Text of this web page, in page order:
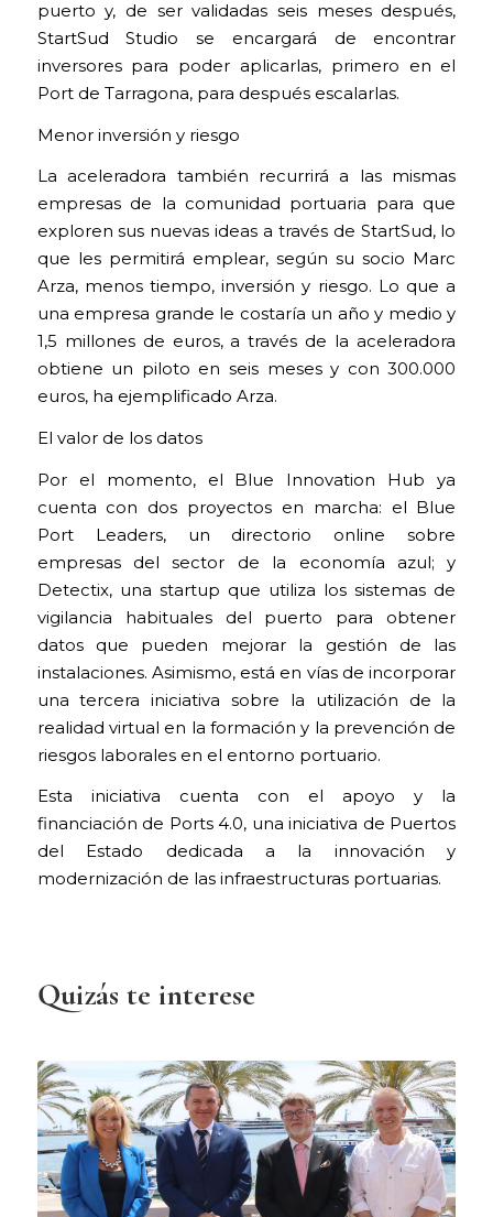
puerto y, de ser validadas seis meses después,
StartSud Studio se encargará de encontrar
inversores para poder aplicarlas, primero en el
Port de Tarragona, para después escalarlas.
Menor inversión y riesgo
La aceleradora también recurrirá a las mismas
empresas de la comunidad portuaria para que
exploren sus nuevas ideas a través de StartSud, lo
que les permitirá emplear, según su socio Marc
Arza, menos tiempo, inversión y riesgo. Lo que a
una empresa grande le costaría un año y medio y
1,5 millones de euros, a través de la aceleradora
obtiene un piloto en seis meses y con 300.000
euros, ha ejemplificado Arza.
El valor de los datos
Por el momento, el Blue Innovation Hub ya
cuenta con dos proyectos en marcha: el Blue
Port Leaders, un directorio online sobre
empresas del sector de la economía azul; y
Detectix, una startup que utiliza los sistemas de
vigilancia habituales del puerto para obtener
datos que pueden mejorar la gestión de las
instalaciones. Asimismo, está en vías de incorporar
una tercera iniciativa sobre la utilización de la
realidad virtual en la formación y la prevención de
riesgos laborales en el entorno portuario.
Esta iniciativa cuenta con el apoyo y la
financiación de Ports 4.0, una iniciativa de Puertos
del Estado dedicada a la innovación y
modernización de las infraestructuras portuarias.
Quizás te interese